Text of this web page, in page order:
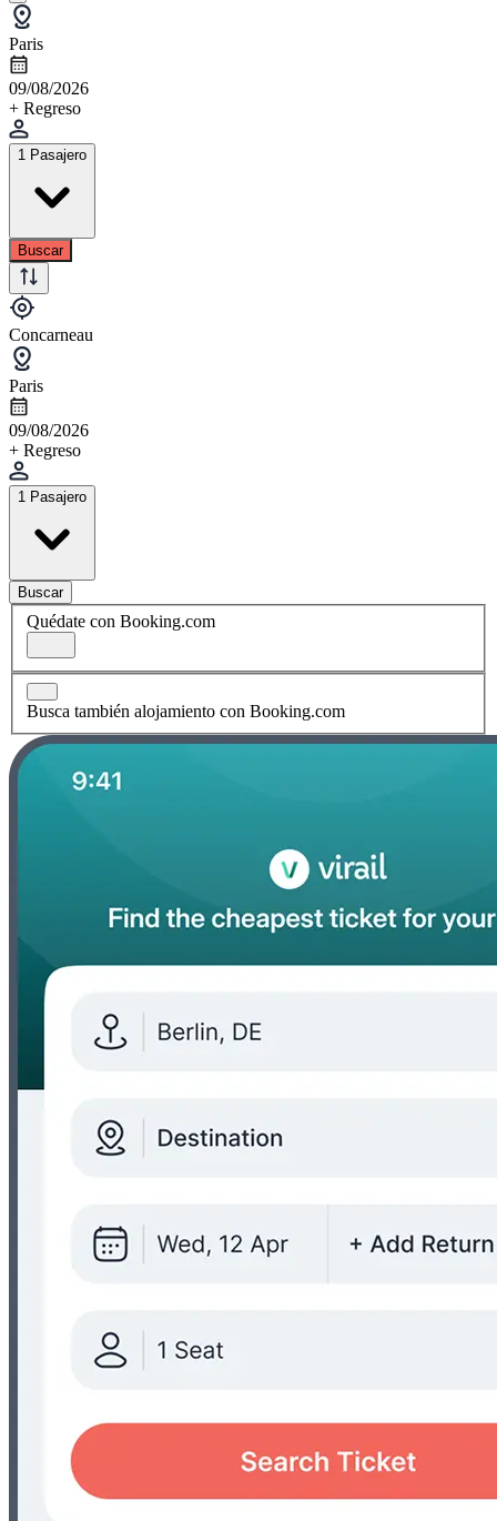
Paris
09/08/2026
+ Regreso
1 Pasajero
Buscar
Concarneau
Paris
09/08/2026
+ Regreso
1 Pasajero
Buscar
Quédate con Booking.com
Busca también alojamiento con Booking.com